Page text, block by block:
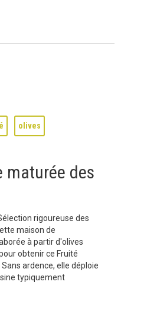
olives
maturée des
rigoureuse des
maison de
à partir d'olives
obtenir ce Fruité
ardence, elle déploie
typiquement